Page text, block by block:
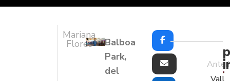
Mariana
Flores
Balboa
Park,
del